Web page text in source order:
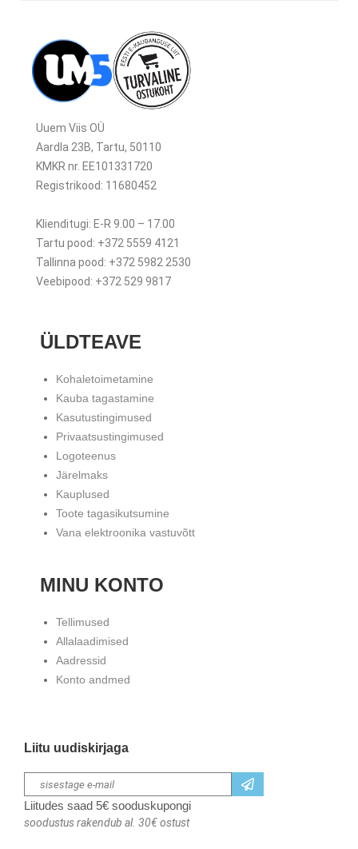
Uuem Viis OÜ
Aardla 23B, Tartu, 50110
KMKR nr. EE101331720
Registrikood: 11680452
Klienditugi: E-R 9.00 – 17.00
Tartu pood: +372 5559 4121
Tallinna pood: +372 5982 2530
Veebipood: +372 529 9817
ÜLDTEAVE
Kohaletoimetamine
Kauba tagastamine
Kasutustingimused
Privaatsustingimused
Logoteenus
Järelmaks
Kauplused
Toote tagasikutsumine
Vana elektroonika vastuvõtt
MINU KONTO
Tellimused
Allalaadimised
Aadressid
Konto andmed
Liitu uudiskirjaga
Liitudes saad 5€ sooduskupongi
soodustus rakendub al. 30€ ostust